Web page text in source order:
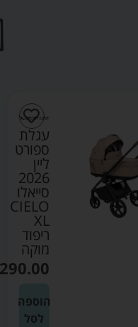
עגלת
ספורט
ליין
2026
סייאלו
CIELO
XL
ריפוד
מוקה
הוספה
לסל